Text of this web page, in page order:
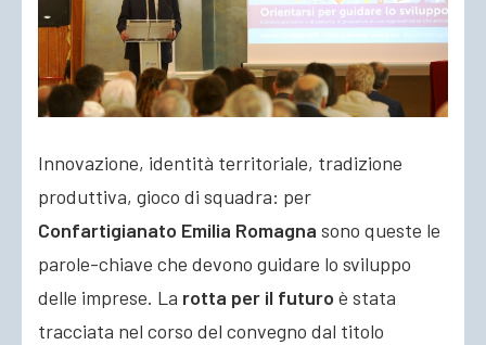
Innovazione, identità territoriale, tradizione
produttiva, gioco di squadra: per
Confartigianato Emilia Romagna sono queste le
parole-chiave che devono guidare lo sviluppo
delle imprese. La rotta per il futuro è stata
tracciata nel corso del convegno dal titolo